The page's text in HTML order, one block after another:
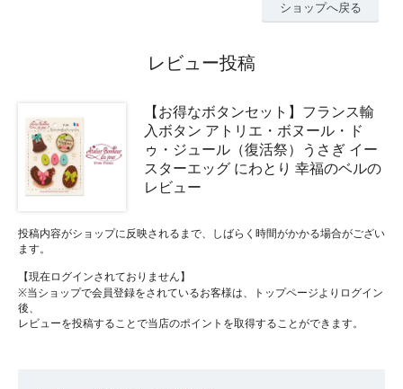
ショップへ戻る
レビュー投稿
【お得なボタンセット】フランス輸
入ボタン アトリエ・ボヌール・ド
ゥ・ジュール（復活祭）うさぎ イー
スターエッグ にわとり 幸福のベルの
レビュー
投稿内容がショップに反映されるまで、しばらく時間がかかる場合がござい
ます。
【現在ログインされておりません】
※当ショップで会員登録をされているお客様は、トップページよりログイン
後、
レビューを投稿することで当店のポイントを取得することができます。